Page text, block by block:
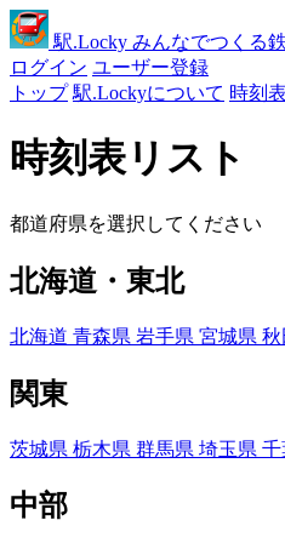
駅.Locky みんなでつくる
ログイン ユーザー登録
トップ 駅.Lockyについて 時刻
時刻表リスト
都道府県を選択してください
北海道・東北
北海道 青森県 岩手県 宮城県 秋
関東
茨城県 栃木県 群馬県 埼玉県 千
中部